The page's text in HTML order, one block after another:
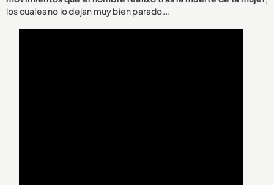
los cuales no lo dejan muy bien parado...